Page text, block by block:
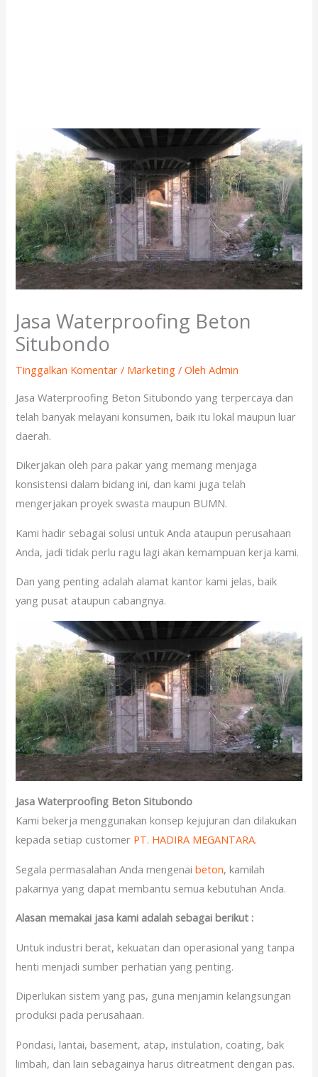
Jasa Waterproofing Beton
Situbondo
Tinggalkan Komentar / Marketing / OlehAdmin
Jasa Waterproofing Beton Situbondo yang terpercaya dan
telah banyak melayani konsumen, baik itu lokal maupun luar
daerah.
Dikerjakan oleh para pakar yang memang menjaga
konsistensi dalam bidang ini, dan kami juga telah
mengerjakan proyek swasta maupun BUMN.
Kami hadir sebagai solusi untuk Anda ataupun perusahaan
Anda, jadi tidak perlu ragu lagi akan kemampuan kerja kami.
Dan yang penting adalah alamat kantor kami jelas, baik
yang pusat ataupun cabangnya.
Jasa Waterproofing Beton Situbondo
Kami bekerja menggunakan konsep kejujuran dan dilakukan
kepada setiap customer PT. HADIRA MEGANTARA.
Segala permasalahan Anda mengenaibeton, kamilah
pakarnya yang dapat membantu semua kebutuhan Anda.
Alasan memakai jasa kami adalah sebagai berikut :
Untuk industri berat, kekuatan dan operasional yang tanpa
henti menjadi sumber perhatian yang penting.
Diperlukan sistem yang pas, guna menjamin kelangsungan
produksi pada perusahaan.
Pondasi, lantai, basement, atap, instulation, coating, bak
limbah, dan lain sebagainya harus ditreatment dengan pas.